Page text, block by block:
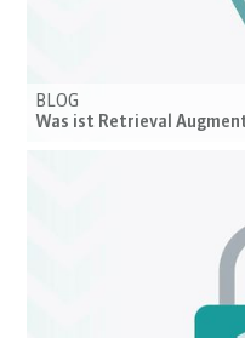
BLOG
Was ist Retrieval